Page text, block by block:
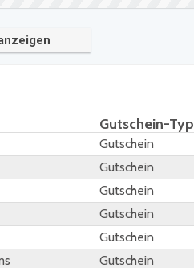
Gutschein-Typ
Gutschein
Gutschein
Gutschein
Gutschein
Gutschein
Gutschein